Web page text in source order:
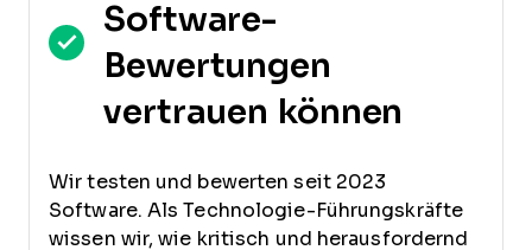
Software-
Bewertungen
vertrauen können
Wir testen und bewerten seit 2023
Software. Als Technologie-Führungskräfte
wissen wir, wie kritisch und herausfordernd